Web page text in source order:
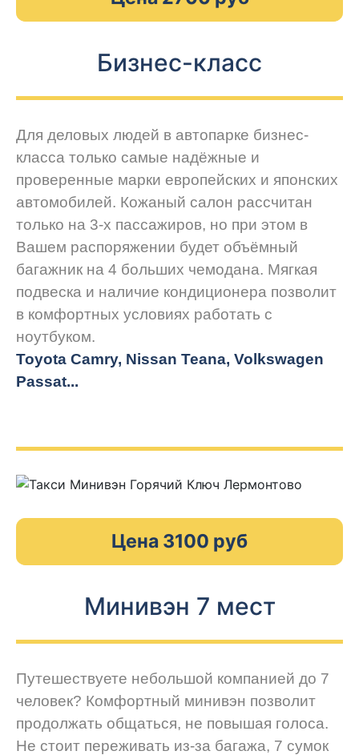
Бизнес-класс
Для деловых людей в автопарке бизнес-
класса только самые надёжные и
проверенные марки европейских и японских
автомобилей. Кожаный салон рассчитан
только на 3-х пассажиров, но при этом в
Вашем распоряжении будет объёмный
багажник на 4 больших чемодана. Мягкая
подвеска и наличие кондиционера позволит
в комфортных условиях работать с
ноутбуком.
Toyota Camry, Nissan Teana, Volkswagen
Passat...
Цена 3100 руб
Минивэн 7 мест
Путешествуете небольшой компанией до 7
человек? Комфортный минивэн позволит
продолжать общаться, не повышая голоса.
Не стоит переживать из-за багажа, 7 сумок